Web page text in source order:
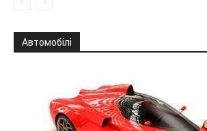
Автомобілі